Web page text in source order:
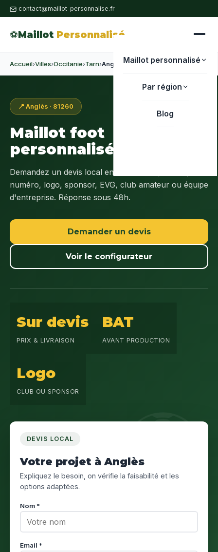
contact@maillot-personnalise.fr
⚽Maillot Personnalisé
Maillot personnalisé
Par région
Blog
Accueil›Villes›Occitanie›Tarn›Anglès
📍 Anglès · 81260
Maillot foot
personnalisé à
Demandez un devis local en
numéro, logo, sponsor, EVG, club amateur ou équipe
d'entreprise. Réponse sous 48h.
Demander un devis
Voir le configurateur
Sur devis
PRIX & LIVRAISON
BAT
AVANT PRODUCTION
Logo
CLUB OU SPONSOR
DEVIS LOCAL
Votre projet à Anglès
Expliquez le besoin, on vérifie la faisabilité et les
options adaptées.
Nom *
Email *